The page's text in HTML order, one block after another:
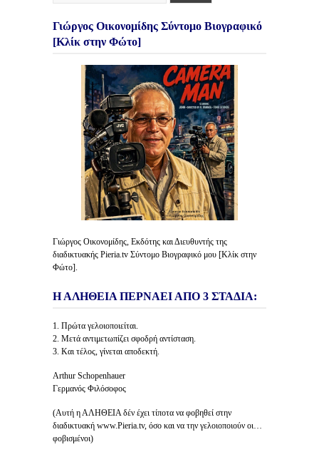
Γιώργος Οικονομίδης Σύντομο Βιογραφικό
[Κλίκ στην Φώτο]
Γιώργος Οικονομίδης, Εκδότης και Διευθυντής της
διαδικτυακής Pieria.tv Σύντομο Βιογραφικό μου [Κλίκ στην
Φώτο].
Η ΑΛΗΘΕΙΑ ΠΕΡΝΑΕΙ ΑΠΟ 3 ΣΤΑΔΙΑ:
1. Πρώτα γελοιοποιείται.
2. Μετά αντιμετωπίζει σφοδρή αντίσταση.
3. Και τέλος, γίνεται αποδεκτή.
Arthur Schopenhauer
Γερμανός Φιλόσοφος
(Αυτή η ΑΛΗΘΕΙΑ δέν έχει τίποτα να φοβηθεί στην
διαδικτυακή www.Pieria.tv, όσο και να την γελοιοποιούν οι…
φοβισμένοι)